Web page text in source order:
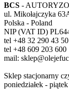
BCS -
ul. Mikołajczyka
Polska - Poland
NIP (VAT ID)
tel +48 32 290 43 50
tel +48 609 203 600
mail:
Sklep stacjonarny
poniedziałek -